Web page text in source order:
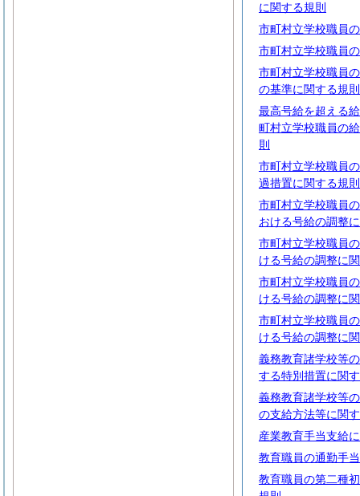
に関する規則
市町村立学校職員
市町村立学校職員
市町村立学校職員
の基準に関する規則
最高号給を超える
町村立学校職員の
則
市町村立学校職員
過措置に関する規則
市町村立学校職員
おける号給の調整
市町村立学校職員
ける号給の調整に
市町村立学校職員
ける号給の調整に
市町村立学校職員
ける号給の調整に
義務教育諸学校等
する特別措置に関
義務教育諸学校等
の支給方法等に関
産業教育手当支給
教育職員の通勤手
教育職員の第二種